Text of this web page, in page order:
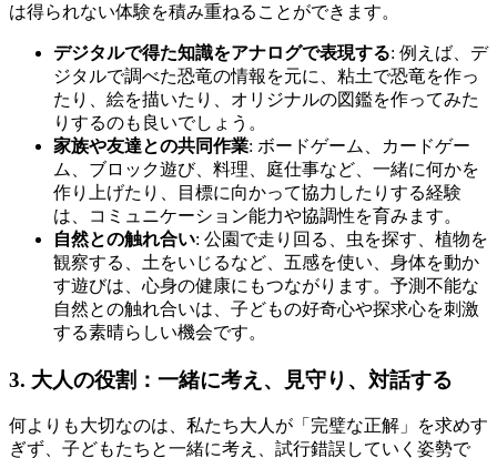
は得られない体験を積み重ねることができます。
デジタルで得た知識をアナログで表現する: 例えば、デ
ジタルで調べた恐竜の情報を元に、粘土で恐竜を作っ
たり、絵を描いたり、オリジナルの図鑑を作ってみた
りするのも良いでしょう。
家族や友達との共同作業: ボードゲーム、カードゲー
ム、ブロック遊び、料理、庭仕事など、一緒に何かを
作り上げたり、目標に向かって協力したりする経験
は、コミュニケーション能力や協調性を育みます。
自然との触れ合い: 公園で走り回る、虫を探す、植物を
観察する、土をいじるなど、五感を使い、身体を動か
す遊びは、心身の健康にもつながります。予測不能な
自然との触れ合いは、子どもの好奇心や探求心を刺激
する素晴らしい機会です。
3. 大人の役割：一緒に考え、見守り、対話する
何よりも大切なのは、私たち大人が「完璧な正解」を求めす
ぎず、子どもたちと一緒に考え、試行錯誤していく姿勢で